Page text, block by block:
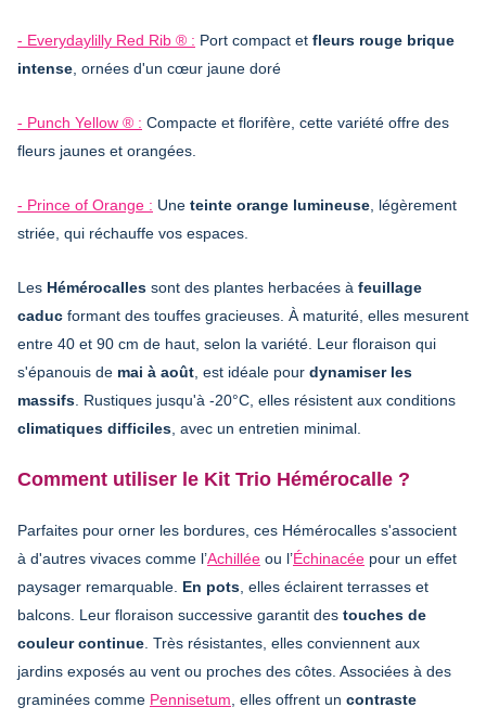
- Everydaylilly Red Rib ® : Port compact et fleurs rouge brique
intense , ornées d'un cœur jaune doré
- Punch Yellow ® : Compacte et florifère, cette variété offre des
fleurs jaunes et orangées.
- Prince of Orange : Une teinte orange lumineuse , légèrement
striée, qui réchauffe vos espaces.
Les Hémérocalles sont des plantes herbacées à feuillage
caduc formant des touffes gracieuses. À maturité, elles mesurent
entre 40 et 90 cm de haut, selon la variété. Leur floraison qui
s'épanouis de mai à août , est idéale pour dynamiser les
massifs . Rustiques jusqu'à -20°C, elles résistent aux conditions
climatiques difficiles , avec un entretien minimal.
Comment utiliser le Kit Trio Hémérocalle ?
Parfaites pour orner les bordures, ces Hémérocalles s'associent
à d'autres vivaces comme l’Achillée ou l’Échinacée pour un effet
paysager remarquable. En pots , elles éclairent terrasses et
balcons. Leur floraison successive garantit des touches de
couleur continue . Très résistantes, elles conviennent aux
jardins exposés au vent ou proches des côtes. Associées à des
graminées comme Pennisetum , elles offrent un contraste